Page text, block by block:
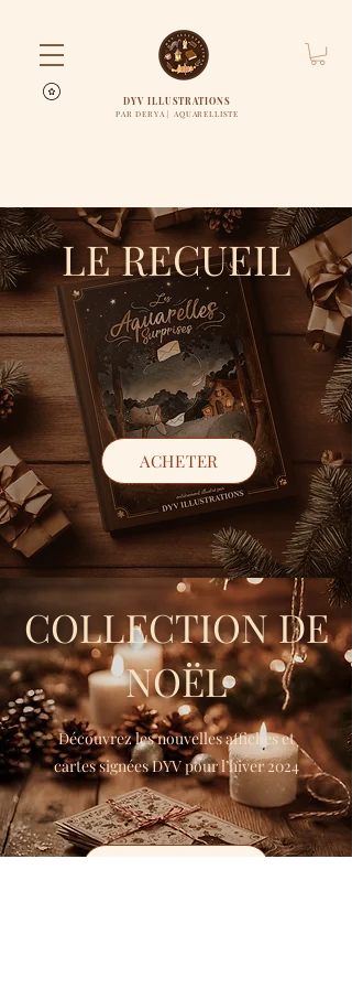
DYV ILLUSTRATIONS
PAR DERYA | AQUARELLISTE
LE RECUEIL
ACHETER
COLLECTION DE
NOËL
Découvrez les nouvelles affiches et
cartes signées DYV pour l’hiver 2024